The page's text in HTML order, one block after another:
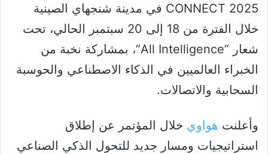
CONNECT 2025 في مدينة شنجهاي الصينية
خلال الفترة من 18 إلى 20 سبتمبر الحالي، تحت
شعار “All Intelligence”، بمشاركة نخبة من
الخبراء العالميين في الذكاء الاصطناعي والحوسبة
السحابية والاتصالات.
وأعلنت هواوي خلال المؤتمر عن إطلاق
استراتيجيات ومسار جديد للتحول الذكي الصناعي